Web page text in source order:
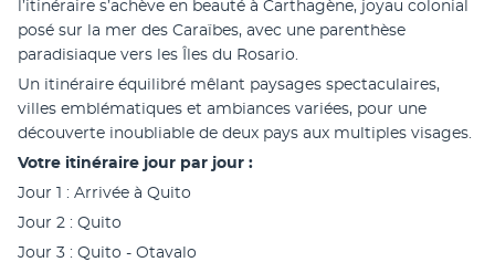
l’itinéraire s’achève en beauté à Carthagène, joyau colonial
posé sur la mer des Caraïbes, avec une parenthèse
paradisiaque vers les Îles du Rosario.
Un itinéraire équilibré mêlant paysages spectaculaires,
villes emblématiques et ambiances variées, pour une
découverte inoubliable de deux pays aux multiples visages.
Votre itinéraire jour par jour :
Jour 1 : Arrivée à Quito
Jour 2 : Quito
Jour 3 : Quito - Otavalo